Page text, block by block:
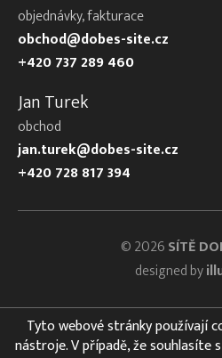
objednávky, fakturace
obchod@dobes-site.cz
+420 737 289 460
Jan Turek
obchod
jan.turek@dobes-site.cz
+420 728 817 394
© 2026SÍTĚ
designed by
Tyto webové stránky používají
nástroje. V případě, že souhlasíte